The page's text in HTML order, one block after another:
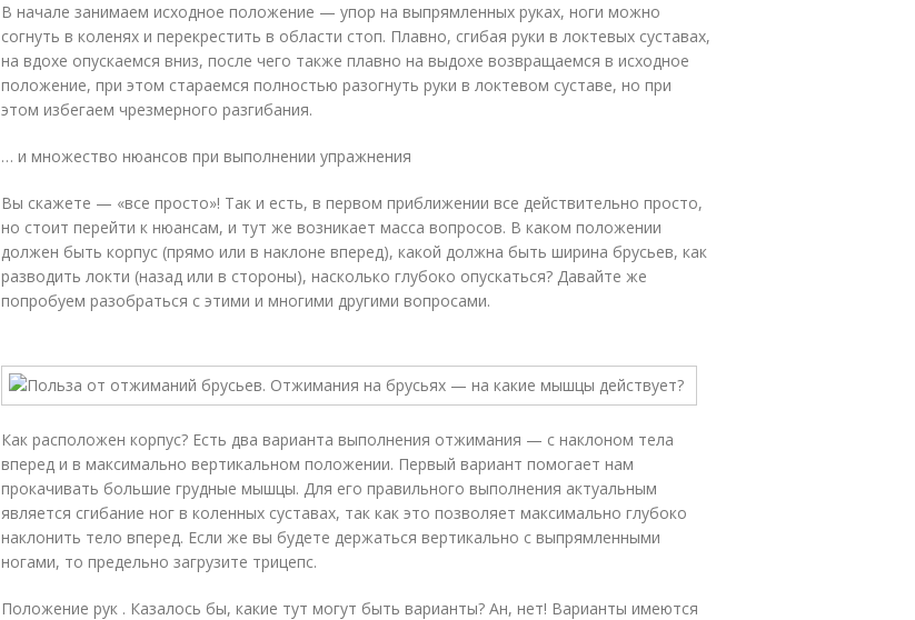
В начале занимаем исходное положение — упор на выпрямленных руках, ноги можно
согнуть в коленях и перекрестить в области стоп. Плавно, сгибая руки в локтевых суставах,
на вдохе опускаемся вниз, после чего также плавно на выдохе возвращаемся в исходное
положение, при этом стараемся полностью разогнуть руки в локтевом суставе, но при
этом избегаем чрезмерного разгибания.
… и множество нюансов при выполнении упражнения
Вы скажете — «все просто»! Так и есть, в первом приближении все действительно просто,
но стоит перейти к нюансам, и тут же возникает масса вопросов. В каком положении
должен быть корпус (прямо или в наклоне вперед), какой должна быть ширина брусьев, как
разводить локти (назад или в стороны), насколько глубоко опускаться? Давайте же
попробуем разобраться с этими и многими другими вопросами.
Как расположен корпус? Есть два варианта выполнения отжимания — с наклоном тела
вперед и в максимально вертикальном положении. Первый вариант помогает нам
прокачивать большие грудные мышцы. Для его правильного выполнения актуальным
является сгибание ног в коленных суставах, так как это позволяет максимально глубоко
наклонить тело вперед. Если же вы будете держаться вертикально с выпрямленными
ногами, то предельно загрузите трицепс.
Положение рук . Казалось бы, какие тут могут быть варианты? Ан, нет! Варианты имеются